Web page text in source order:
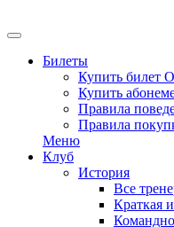
Билеты
Купить билет
Купить
Правила
Правила
Меню
Клуб
История
Все
Краткая